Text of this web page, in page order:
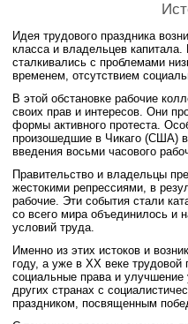
Идея трудового праздника
класса и владельцев
сталкивались с проблемами
временем, отсутствием
В этой обстановке рабочие
своих прав и интересов. Они
формы активного протеста.
произошедшие в Чикаго (США) в
введения восьми часового
Правительство и владельцы
жестокими репрессиями, в
рабочие. Эти события стали
со всего мира объединилось и
условий труда.
Именно из этих истоков и
году, а уже в XX веке
социальные права и
других странах с
праздником, посвященным